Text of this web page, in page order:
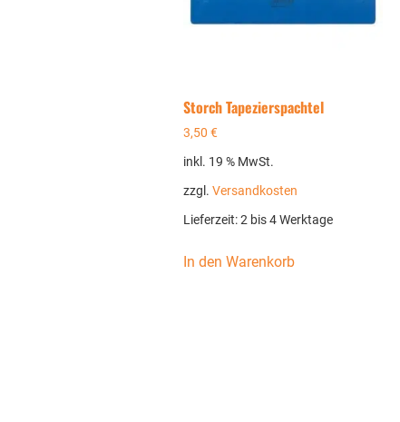
Storch Tapezierspachtel
3,50 €
inkl. 19 % MwSt.
zzgl. Versandkosten
Lieferzeit:2 bis 4 Werktage
In den Warenkorb